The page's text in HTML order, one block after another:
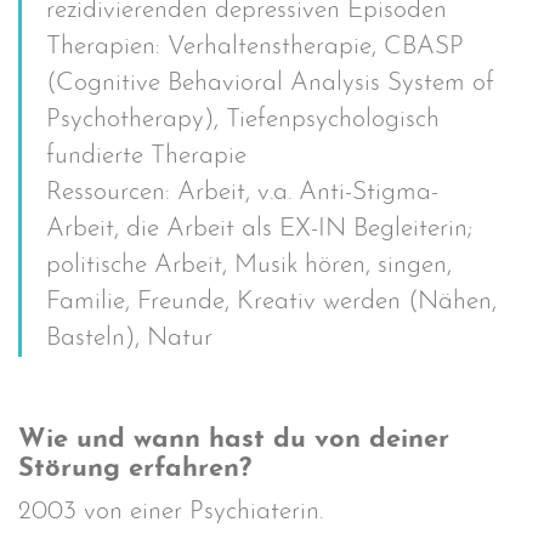
rezidivierenden depressiven Episoden
Therapien: Verhaltenstherapie, CBASP
(Cognitive Behavioral Analysis System of
Psychotherapy), Tiefenpsychologisch
fundierte Therapie
Ressourcen: Arbeit, v.a. Anti-Stigma-
Arbeit, die Arbeit als EX-IN Begleiterin;
politische Arbeit, Musik hören, singen,
Familie, Freunde, Kreativ werden (Nähen,
Basteln), Natur
Wie und wann hast du von deiner
Störung erfahren?
2003 von einer Psychiaterin.